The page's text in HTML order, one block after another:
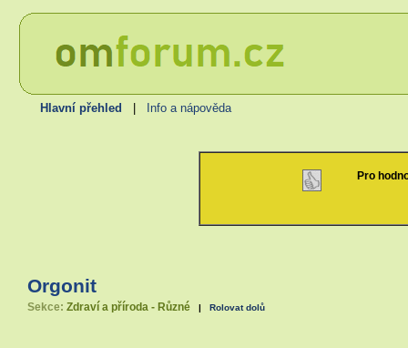
Hlavní přehled Info a nápověda
Pro
Orgonit
Sekce: Zdraví a příroda - Různé | Rolovat dolů